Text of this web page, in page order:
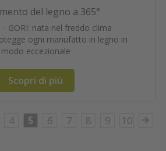
del legno a 365°
- GORI: nata nel freddo clima
ogni manufatto in legno in
modo eccezionale
Scopri di più
4 5 6 7 8 9 10